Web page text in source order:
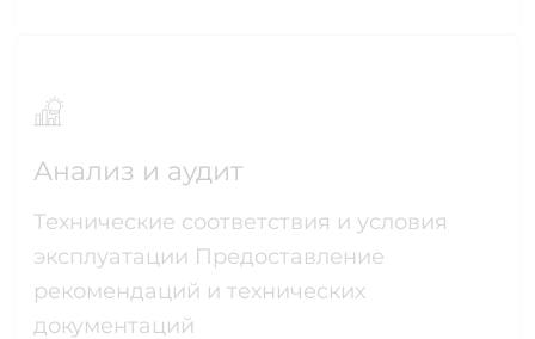
Анализ и аудит
Технические соответствия и условия
эксплуатации Предоставление
рекомендаций и технических
документаций